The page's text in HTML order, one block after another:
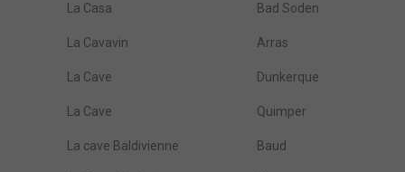
La Casa Bad Soden
La Cavavin Arras
La Cave Dunkerque
La Cave Quimper
La cave Baldivienne Baud